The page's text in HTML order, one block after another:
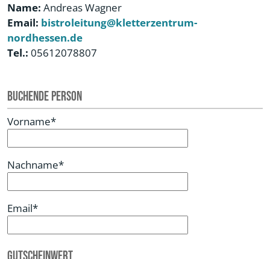
Name: Andreas Wagner
Email: bistroleitung@kletterzentrum-
nordhessen.de
Tel.: 05612078807
Buchende Person
Vorname*
Nachname*
Email*